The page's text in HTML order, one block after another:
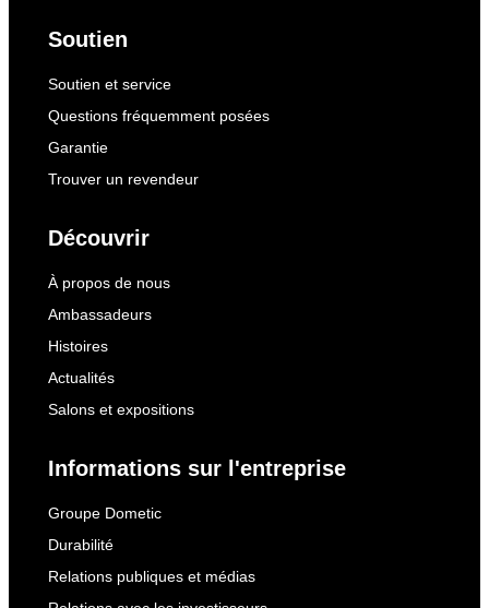
Soutien
Soutien et service
Questions fréquemment posées
Garantie
Trouver un revendeur
Découvrir
À propos de nous
Ambassadeurs
Histoires
Actualités
Salons et expositions
Informations sur l'entreprise
Groupe Dometic
Durabilité
Relations publiques et médias